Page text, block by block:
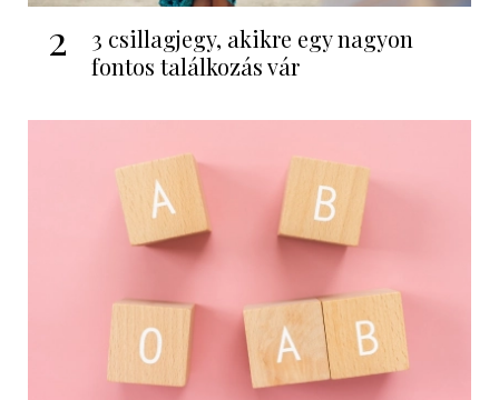
2
3 csillagjegy, akikre egy nagyon
fontos találkozás vár